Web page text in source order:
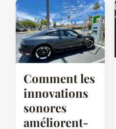
Comment les
innovations
sonores
améliorent-